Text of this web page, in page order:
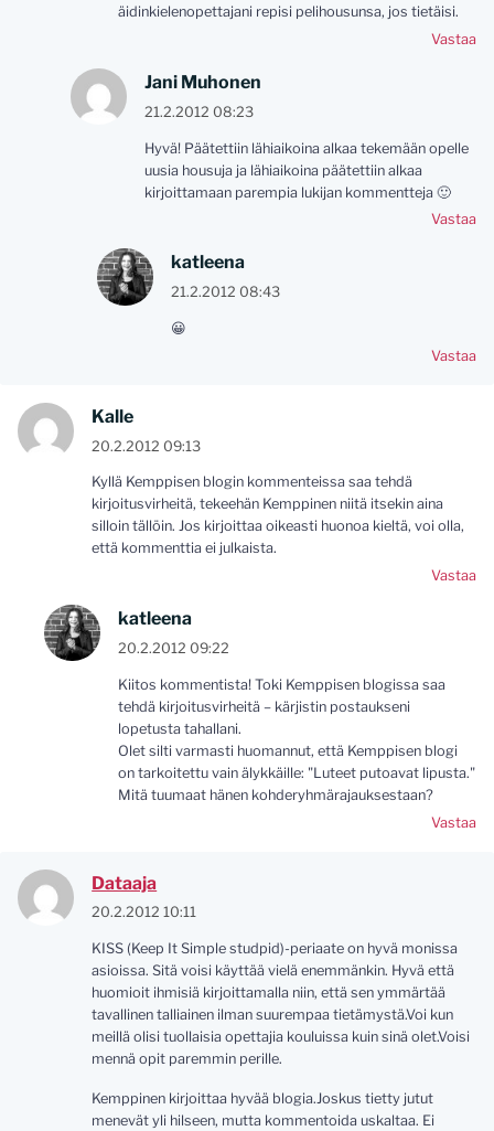
äidinkielenopettajani repisi pelihousunsa, jos tietäisi.
Vastaa
Jani Muhonen
21.2.2012 08:23
Hyvä! Päätettiin lähiaikoina alkaa tekemään opelle
uusia housuja ja lähiaikoina päätettiin alkaa
kirjoittamaan parempia lukijan kommentteja 🙂
Vastaa
katleena
21.2.2012 08:43
😀
Vastaa
Kalle
20.2.2012 09:13
Kyllä Kemppisen blogin kommenteissa saa tehdä
kirjoitusvirheitä, tekeehän Kemppinen niitä itsekin aina
silloin tällöin. Jos kirjoittaa oikeasti huonoa kieltä, voi olla,
että kommenttia ei julkaista.
Vastaa
katleena
20.2.2012 09:22
Kiitos kommentista! Toki Kemppisen blogissa saa
tehdä kirjoitusvirheitä – kärjistin postaukseni
lopetusta tahallani.
Olet silti varmasti huomannut, että Kemppisen blogi
on tarkoitettu vain älykkäille: "Luteet putoavat lipusta."
Mitä tuumaat hänen kohderyhmärajauksestaan?
Vastaa
Dataaja
20.2.2012 10:11
KISS (Keep It Simple studpid)-periaate on hyvä monissa
asioissa. Sitä voisi käyttää vielä enemmänkin. Hyvä että
huomioit ihmisiä kirjoittamalla niin, että sen ymmärtää
tavallinen talliainen ilman suurempaa tietämystä.Voi kun
meillä olisi tuollaisia opettajia kouluissa kuin sinä olet.Voisi
mennä opit paremmin perille.
Kemppinen kirjoittaa hyvää blogia.Joskus tietty jutut
menevät yli hilseen, mutta kommentoida uskaltaa. Ei